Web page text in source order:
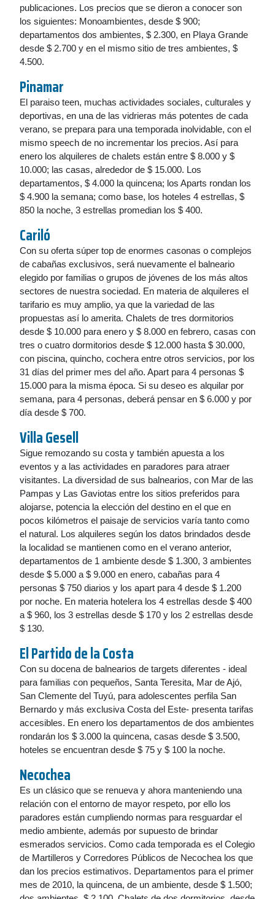
publicaciones. Los precios que se dieron a conocer son
los siguientes: Monoambientes, desde $ 900;
departamentos dos ambientes, $ 2.300, en Playa Grande
desde $ 2.700 y en el mismo sitio de tres ambientes, $
4.500.
Pinamar
El paraiso teen, muchas actividades sociales, culturales y
deportivas, en una de las vidrieras más potentes de cada
verano, se prepara para una temporada inolvidable, con el
mismo speech de no incrementar los precios. Así para
enero los alquileres de chalets están entre $ 8.000 y $
10.000; las casas, alrededor de $ 15.000. Los
departamentos, $ 4.000 la quincena; los Aparts rondan los
$ 4.900 la semana; como base, los hoteles 4 estrellas, $
850 la noche, 3 estrellas promedian los $ 400.
Cariló
Con su oferta súper top de enormes casonas o complejos
de cabañas exclusivos, será nuevamente el balneario
elegido por familias o grupos de jóvenes de los más altos
sectores de nuestra sociedad. En materia de alquileres el
tarifario es muy amplio, ya que la variedad de las
propuestas así lo amerita. Chalets de tres dormitorios
desde $ 10.000 para enero y $ 8.000 en febrero, casas con
tres o cuatro dormitorios desde $ 12.000 hasta $ 30.000,
con piscina, quincho, cochera entre otros servicios, por los
31 días del primer mes del año. Apart para 4 personas $
15.000 para la misma época. Si su deseo es alquilar por
semana, para 4 personas, deberá pensar en $ 6.000 y por
día desde $ 700.
Villa Gesell
Sigue remozando su costa y también apuesta a los
eventos y a las actividades en paradores para atraer
visitantes. La diversidad de sus balnearios, con Mar de las
Pampas y Las Gaviotas entre los sitios preferidos para
alojarse, potencia la elección del destino en el que en
pocos kilómetros el paisaje de servicios varía tanto como
el natural. Los alquileres según los datos brindados desde
la localidad se mantienen como en el verano anterior,
departamentos de 1 ambiente desde $ 1.300, 3 ambientes
desde $ 5.000 a $ 9.000 en enero, cabañas para 4
personas $ 750 diarios y los apart para 4 desde $ 1.200
por noche. En materia hotelera los 4 estrellas desde $ 400
a $ 960, los 3 estrellas desde $ 170 y los 2 estrellas desde
$ 130.
El Partido de la Costa
Con su docena de balnearios de targets diferentes - ideal
para familias con pequeños, Santa Teresita, Mar de Ajó,
San Clemente del Tuyú, para adolescentes perfila San
Bernardo y más exclusiva Costa del Este- presenta tarifas
accesibles. En enero los departamentos de dos ambientes
rondarán los $ 3.000 la quincena, casas desde $ 3.500,
hoteles se encuentran desde $ 75 y $ 100 la noche.
Necochea
Es un clásico que se renueva y ahora manteniendo una
relación con el entorno de mayor respeto, por ello los
paradores están cumpliendo normas para resguardar el
medio ambiente, además por supuesto de brindar
esmerados servicios. Como cada temporada es el Colegio
de Martilleros y Corredores Públicos de Necochea los que
dan los precios estimativos. Departamentos para el primer
mes de 2010, la quincena, de un ambiente, desde $ 1.500;